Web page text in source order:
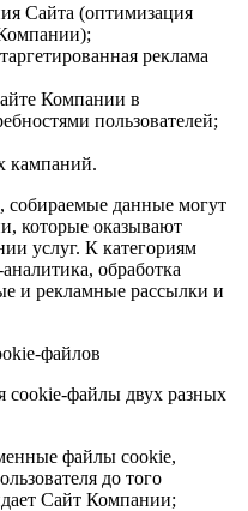
Сайта (оптимизация
реклама
Компании в
пользователей;
кампаний.
собираемые данные могут
которые оказывают
услуг. К категориям
обработка
и рекламные рассылки и
файлов
cookie-файлы двух разных
файлы cookie,
до того
Сайт Компании;